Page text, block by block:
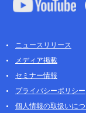
ニュースリリース
メディア掲載
セミナー情報
プライバシーポリシー
個人情報の取扱いに